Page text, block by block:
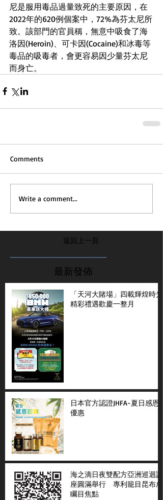
尼是服用毒品過量致死的主要原因，在
2022年的620例個案中，72%為芬太尼所
致。該部門的官員稱，無意中吸食了海
洛因(Heroin)、可卡因(Cocaine)和冰毒等
毒品的吸毒者，會更容易因少量芬太尼
而身亡。
Comments
Write a comment...
返回上一頁
...............................................................
最新發佈
「天河大賭場」四載輝煌時光
精彩禮遇歡慶一整月
日本官方認證JHFA-夏日感恩
優惠
海之滴日夜雙配方亞洲巡迴講
座圓滿舉行 專利籠目昆布成
矚目焦點